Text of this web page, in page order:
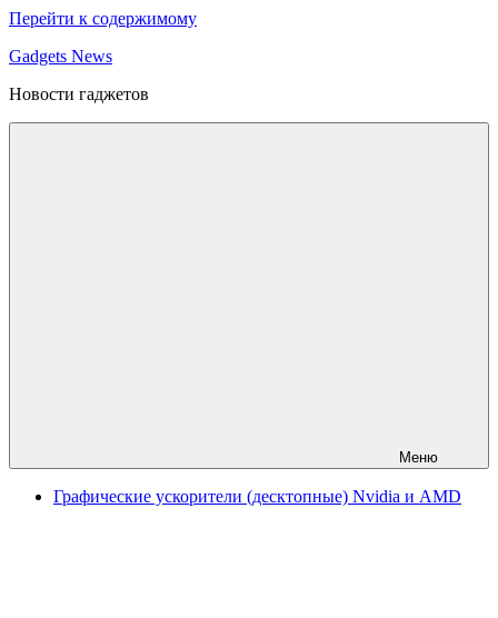
Перейти к содержимому
Gadgets News
Новости гаджетов
Меню
Графические ускорители (десктопные) Nvidia и AMD